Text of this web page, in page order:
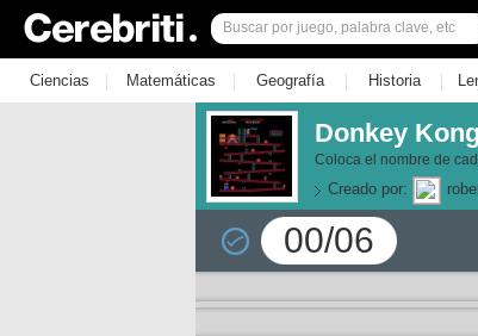
Ciencias | Matemáticas | Geografía | Historia |
Donkey
Coloca el nombre de
Creado por:
00/06